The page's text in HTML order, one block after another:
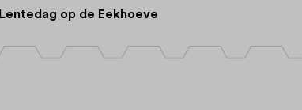
Lentedag op de Eekhoeve